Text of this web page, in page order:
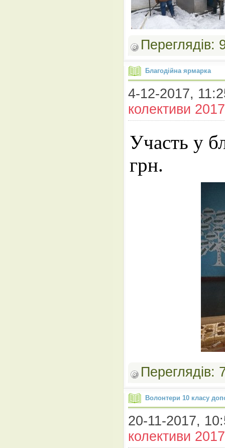
Благодійна ярмарка
4-12-2017,
колективи
Участь у
грн.
Волонтери 10 класу
20-11-2017,
колективи